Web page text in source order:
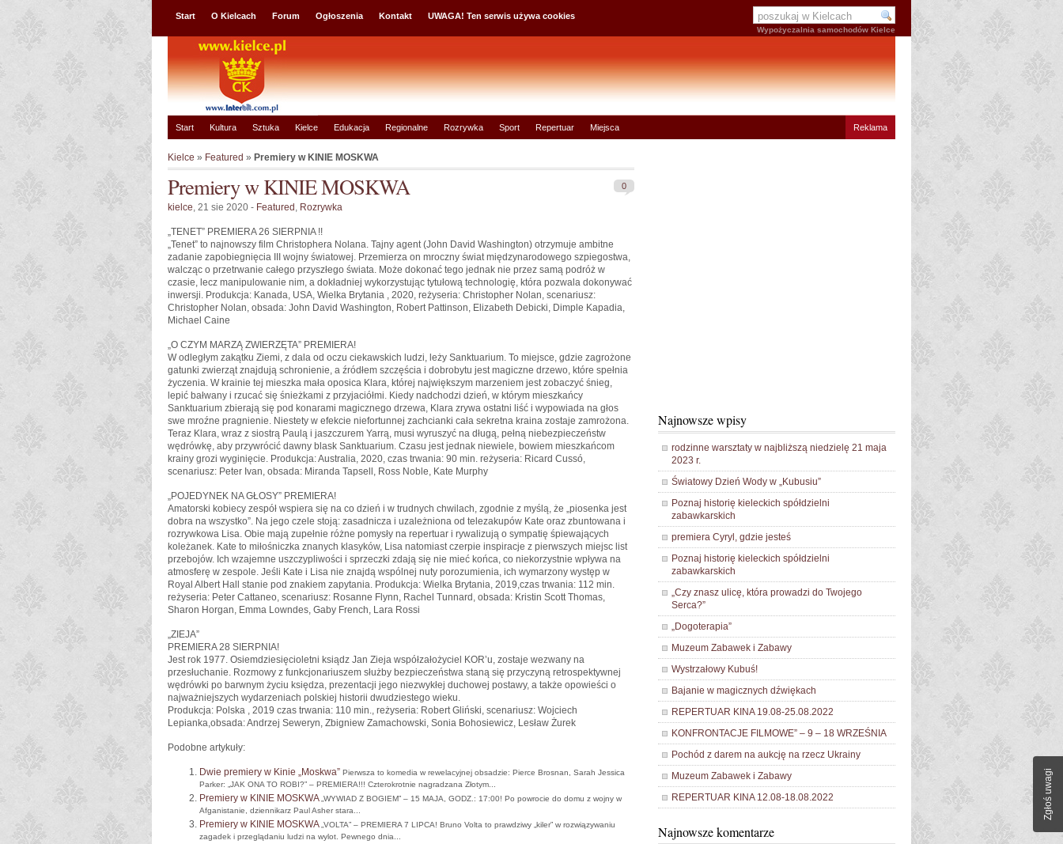
Start O Kielcach Forum Ogłoszenia Kontakt UWAGA! Ten serwis używa cookies
Wypożyczalnia samochodów Kielce
Start Kultura Sztuka Kielce Edukacja Regionalne Rozrywka Sport Repertuar Miejsca Reklama
Kielce » Featured » Premiery w KINIE MOSKWA
0
Premiery w KINIE MOSKWA
kielce, 21 sie 2020 - Featured , Rozrywka
„TENET” PREMIERA 26 SIERPNIA !!
„Tenet” to najnowszy film Christophera Nolana. Tajny agent (John David Washington) otrzymuje ambitne
zadanie zapobiegnięcia III wojny światowej. Przemierza on mroczny świat międzynarodowego szpiegostwa,
walcząc o przetrwanie całego przyszłego świata. Może dokonać tego jednak nie przez samą podróż w
czasie, lecz manipulowanie nim, a dokładniej wykorzystując tytułową technologię, która pozwala dokonywać
inwersji. Produkcja: Kanada, USA, Wielka Brytania , 2020, reżyseria: Christopher Nolan, scenariusz:
Christopher Nolan, obsada: John David Washington, Robert Pattinson, Elizabeth Debicki, Dimple Kapadia,
Michael Caine
„O CZYM MARZĄ ZWIERZĘTA” PREMIERA!
W odległym zakątku Ziemi, z dala od oczu ciekawskich ludzi, leży Sanktuarium. To miejsce, gdzie zagrożone
gatunki zwierząt znajdują schronienie, a źródłem szczęścia i dobrobytu jest magiczne drzewo, które spełnia
życzenia. W krainie tej mieszka mała oposica Klara, której największym marzeniem jest zobaczyć śnieg,
lepić bałwany i rzucać się śnieżkami z przyjaciółmi. Kiedy nadchodzi dzień, w którym mieszkańcy
Sanktuarium zbierają się pod konarami magicznego drzewa, Klara zrywa ostatni liść i wypowiada na głos
swe mroźne pragnienie. Niestety w efekcie niefortunnej zachcianki cała sekretna kraina zostaje zamrożona.
Teraz Klara, wraz z siostrą Paulą i jaszczurem Yarrą, musi wyruszyć na długą, pełną niebezpieczeństw
wędrówkę, aby przywrócić dawny blask Sanktuarium. Czasu jest jednak niewiele, bowiem mieszkańcom
krainy grozi wyginięcie. Produkcja: Australia, 2020, czas trwania: 90 min. reżyseria: Ricard Cussó,
scenariusz: Peter Ivan, obsada: Miranda Tapsell, Ross Noble, Kate Murphy
„POJEDYNEK NA GŁOSY” PREMIERA!
Amatorski kobiecy zespół wspiera się na co dzień i w trudnych chwilach, zgodnie z myślą, że „piosenka jest
dobra na wszystko”. Na jego czele stoją: zasadnicza i uzależniona od telezakupów Kate oraz zbuntowana i
rozrywkowa Lisa. Obie mają zupełnie różne pomysły na repertuar i rywalizują o sympatię śpiewających
koleżanek. Kate to miłośniczka znanych klasyków, Lisa natomiast czerpie inspiracje z pierwszych miejsc list
przebojów. Ich wzajemne uszczypliwości i sprzeczki zdają się nie mieć końca, co niekorzystnie wpływa na
atmosferę w zespole. Jeśli Kate i Lisa nie znajdą wspólnej nuty porozumienia, ich wymarzony występ w
Royal Albert Hall stanie pod znakiem zapytania. Produkcja: Wielka Brytania, 2019,czas trwania: 112 min.
reżyseria: Peter Cattaneo, scenariusz: Rosanne Flynn, Rachel Tunnard, obsada: Kristin Scott Thomas,
Sharon Horgan, Emma Lowndes, Gaby French, Lara Rossi
„ZIEJA”
PREMIERA 28 SIERPNIA!
Jest rok 1977. Osiemdziesięcioletni ksiądz Jan Zieja współzałożyciel KOR’u, zostaje wezwany na
przesłuchanie. Rozmowy z funkcjonariuszem służby bezpieczeństwa staną się przyczyną retrospektywnej
wędrówki po barwnym życiu księdza, prezentacji jego niezwykłej duchowej postawy, a także opowieści o
najważniejszych wydarzeniach polskiej historii dwudziestego wieku.
Produkcja: Polska , 2019 czas trwania: 110 min., reżyseria: Robert Gliński, scenariusz: Wojciech
Lepianka,obsada: Andrzej Seweryn, Zbigniew Zamachowski, Sonia Bohosiewicz, Lesław Żurek
Podobne artykuły:
Dwie premiery w Kinie „Moskwa” Pierwsza to komedia w rewelacyjnej obsadzie: Pierce Brosnan, Sarah Jessica
Parker: „JAK ONA TO ROBI?” – PREMIERA!!! Czterokrotnie nagradzana Złotym...
Premiery w KINIE MOSKWA „WYWIAD Z BOGIEM” – 15 MAJA, GODZ.: 17:00! Po powrocie do domu z wojny w
Afganistanie, dziennikarz Paul Asher stara...
Premiery w KINIE MOSKWA „VOLTA” – PREMIERA 7 LIPCA! Bruno Volta to prawdziwy „kiler” w rozwiązywaniu
zagadek i przeglądaniu ludzi na wylot. Pewnego dnia...
Najnowsze wpisy
rodzinne warsztaty w najbliższą niedzielę 21 maja
2023 r.
Światowy Dzień Wody w „Kubusiu”
Poznaj historię kieleckich spółdzielni
zabawkarskich
premiera Cyryl, gdzie jesteś
Poznaj historię kieleckich spółdzielni
zabawkarskich
„Czy znasz ulicę, która prowadzi do Twojego
Serca?”
„Dogoterapia”
Muzeum Zabawek i Zabawy
Wystrzałowy Kubuś!
Bajanie w magicznych dźwiękach
REPERTUAR KINA 19.08-25.08.2022
KONFRONTACJE FILMOWE” – 9 – 18 WRZEŚNIA
Pochód z darem na aukcję na rzecz Ukrainy
Muzeum Zabawek i Zabawy
REPERTUAR KINA 12.08-18.08.2022
Najnowsze komentarze
Zgłoś uwagi